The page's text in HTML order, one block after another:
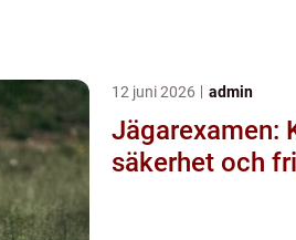
12 juni 2026 admin
Jägarexamen:
säkerhet och